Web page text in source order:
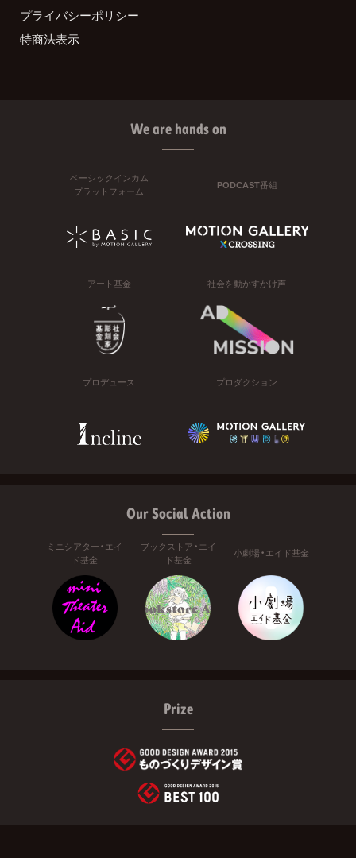
プライバシーポリシー
特商法表示
We are hands on
ベーシックインカム
プラットフォーム
PODCAST番組
アート基金 社会を動かすかけ声
プロデュース プロダクション
Our Social Action
ミニシアター・エイ
ド基金
ブックストア・エイ
ド基金
小劇場・エイド基金
Prize